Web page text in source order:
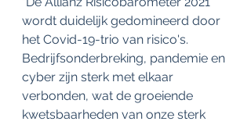
wordt duidelijk gedomineerd door
het Covid-19-trio van risico's.
Bedrijfsonderbreking, pandemie en
cyber zijn sterk met elkaar
verbonden, wat de groeiende
kwetsbaarheden van onze sterk